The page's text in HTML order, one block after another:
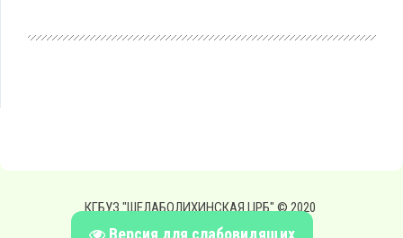
Версия для слабовидящих
КГБУЗ "ШЕЛАБОЛИХИНСКАЯ ЦРБ" © 2020